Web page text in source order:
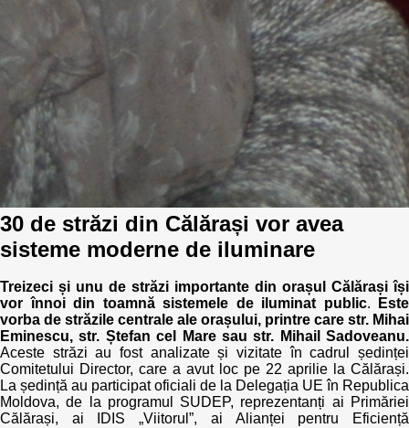
30 de străzi din Călărași vor avea
sisteme moderne de iluminare
Treizeci și unu de străzi importante din orașul Călărași își
vor înnoi din toamnă sistemele de iluminat public.
Este
vorba de străzile centrale ale orașului, printre care str. Mihai
Eminescu, str. Ștefan cel Mare sau str. Mihail Sadoveanu.
Aceste străzi au fost analizate și vizitate în cadrul ședinței
Comitetului Director, care a avut loc pe 22 aprilie la Călărași.
La ședință au participat oficiali de la Delegația UE în Republica
Moldova, de la programul SUDEP, reprezentanți ai Primăriei
Călărași, ai IDIS „Viitorul”, ai Alianței pentru Eficiență